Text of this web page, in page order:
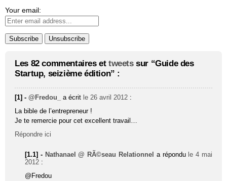
Your email:
Les 82 commentaires et tweetssur “Guide des
Startup, seizième édition” :
[1] -@Fredou_ a écrit le 26 avril 2012 :
La bible de l’entrepreneur !
Je te remercie pour cet excellent travail…
Répondre ici
[1.1] - Nathanael @ RÃ©seau Relationnel a répondu le 4 mai
2012 :
@Fredou